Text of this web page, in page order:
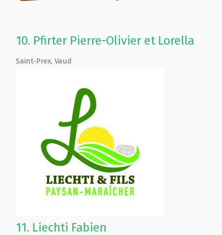
10. Pfirter Pierre-Olivier et Lorella
Saint-Prex, Vaud
11. Liechti Fabien